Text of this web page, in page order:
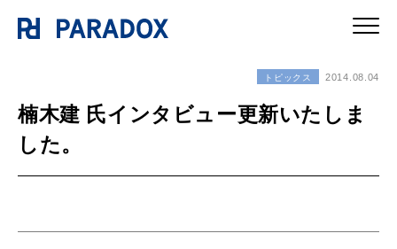
トピックス 2014.08.04
楠木建 氏インタビュー更新いたしま
した。